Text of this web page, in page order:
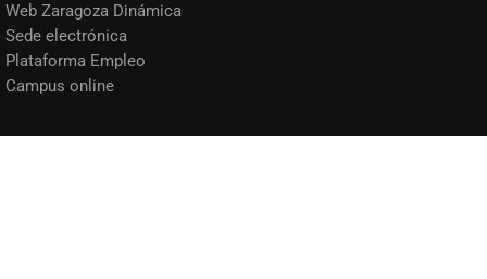
Web Zaragoza Dinámica
Sede electrónica
Plataforma Empleo
Campus online